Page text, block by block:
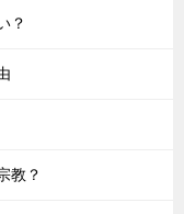
？
教？